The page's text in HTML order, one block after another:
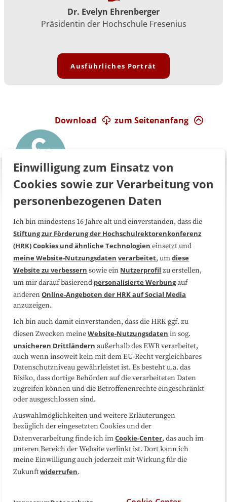
Dr. Evelyn Ehrenberger
Präsidentin der Hochschule Fresenius
Ausführliches Porträt
zum Seitenanfang
Download
Über uns FAQ
Medienarbeit Kooperationen
Datenschutzerklärung Impressum
Sitemap
Folgen Sie uns
Einwilligung zum Einsatz von
Cookies sowie zur Verarbeitung von
personenbezogenen Daten
Ich bin mindestens 16 Jahre alt und einverstanden, dass die
Stiftung zur Förderung der Hochschulrektorenkonferenz
(HRK)Cookies und ähnliche Technologien einsetzt und
meine Website-Nutzungsdaten verarbeitet, umdiese
Website zu verbessern sowie ein Nutzerprofil zu erstellen,
um mir darauf basierend personalisierte Werbungauf
anderenOnline-Angeboten der HRK auf Social Media
anzuzeigen.
Ich bin auch damit einverstanden, dass die HRK ggf. zu
diesen Zwecken meineWebsite-Nutzungsdaten in sog.
unsicheren Drittländern außerhalb des EWR verarbeitet,
auch wenn insoweit kein mit dem EU-Recht vergleichbares
Datenschutzniveau gewährleistet ist. Es besteht u.a. das
Risiko, dass dortige Behörden auf die verarbeiteten Daten
zugreifen können und die Betroffenenrechte eingeschränkt
oder ausgeschlossen sind.
Auswahlmöglichkeiten und weitere Erläuterungen
bezüglich der eingesetzten Cookies und der
Datenverarbeitung finde ich imCookie-Center, das auch im
unteren Bereich der Website verlinkt ist. Dort kann ich
meine Einwilligung auch jederzeit mit Wirkung für die
Zukunftwiderrufen.